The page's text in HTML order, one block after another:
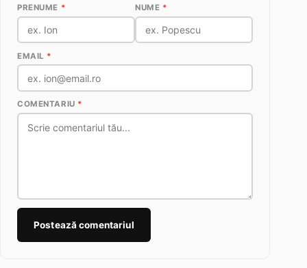
PRENUME * NUME *
EMAIL *
COMENTARIU *
Postează comentariul